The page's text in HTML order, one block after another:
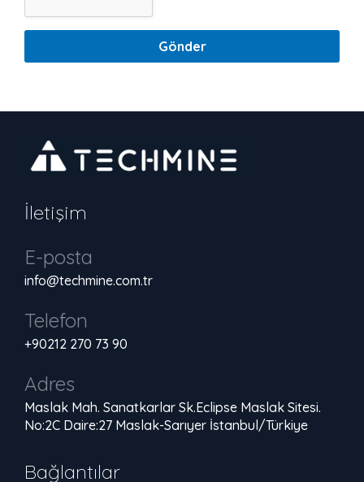
Gönder
İletişim
E-posta
info@techmine.com.tr
Telefon
+90212 270 73 90
Adres
Maslak Mah. Sanatkarlar Sk.Eclipse Maslak Sitesi.
No:2C Daire:27 Maslak-Sarıyer İstanbul/Türkiye
Bağlantılar